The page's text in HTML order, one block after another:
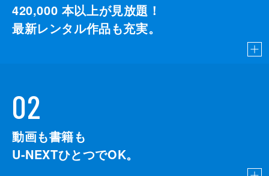
420,000 本以上が見放題！
最新レンタル作品も充実。
02
動画も書籍も
U-NEXTひとつでOK。